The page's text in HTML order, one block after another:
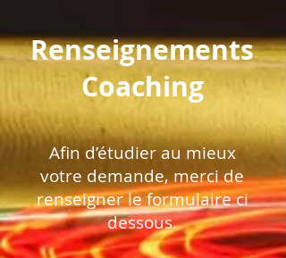
Renseignements
Coaching
Afin d’étudier au mieux
votre demande, merci de
renseigner le formulaire ci
dessous.